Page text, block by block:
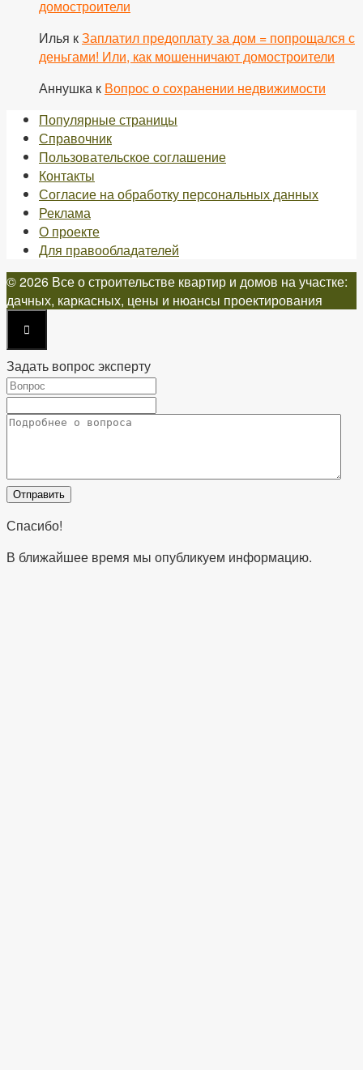
домостроители
Илья кЗаплатил предоплату за дом = попрощался с
деньгами! Или, как мошенничают домостроители
Аннушка к Вопрос о сохранении недвижимости
Популярные страницы
Справочник
Пользовательское соглашение
Контакты
Согласие на обработку персональных данных
Реклама
О проекте
Для правообладателей
© 2026 Все о строительстве квартир и домов на участке:
дачных, каркасных, цены и нюансы проектирования
Задать вопрос эксперту
Спасибо!
В ближайшее время мы опубликуем информацию.